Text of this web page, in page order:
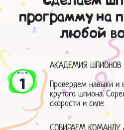
программу на
любой
1
АКАДЕМИЯ ШПИОНОВ
Проверяем навыки и
крутого шпиона.
скорости и силе
СОБИРАЕМ КОМАНДУ